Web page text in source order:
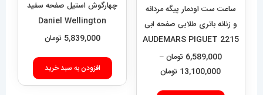
ساعت ست اودمار پیگه مردانه
و زنانه باتری طلایی صفحه ابی
2215 AUDEMARS PIGUET
ROYAL
6,589,000 تومان–
13,100,000 تومانمحدوده
این
چهارگوش استیل صفحه سفید
Daniel Wellington
Quadro 422
5,839,000 تومان
افزودن به سبد خرید